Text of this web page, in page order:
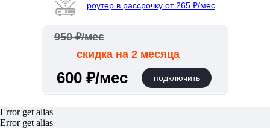
подключить
600 ₽/мес
роутер в рассрочку от 265 ₽/мес
950 ₽/мес
скидка на 2 месяца
Error get alias
Error get alias